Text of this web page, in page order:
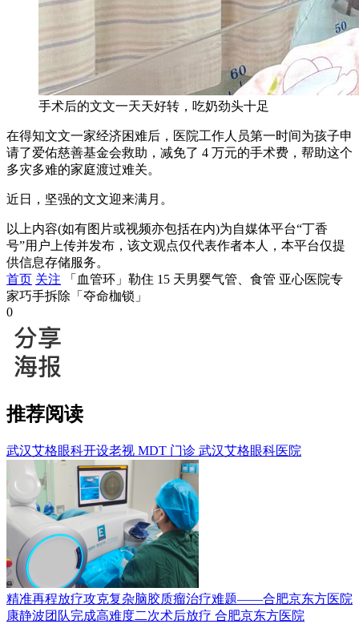
手术后的文文一天天好转，吃奶劲头十足
在得知文文一家经济困难后，医院工作人员第一时间为孩子申
请了爱佑慈善基金会救助，减免了 4 万元的手术费，帮助这个
多灾多难的家庭渡过难关。
近日，坚强的文文迎来满月。
以上内容(如有图片或视频亦包括在内)为自媒体平台“丁香
号”用户上传并发布，该文观点仅代表作者本人，本平台仅提
供信息存储服务。
首页 关注
「血管环」勒住 15 天男婴气管、食管 亚心医院专
家巧手拆除「夺命枷锁」
0
推荐阅读
武汉艾格眼科开设老视 MDT 门诊 武汉艾格眼科医院
精准再程放疗攻克复杂脑胶质瘤治疗难题——合肥京东方医院
康静波团队完成高难度二次术后放疗 合肥京东方医院